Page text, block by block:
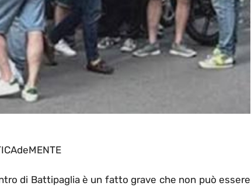
di Battipaglia è un fatto grave che non può essere